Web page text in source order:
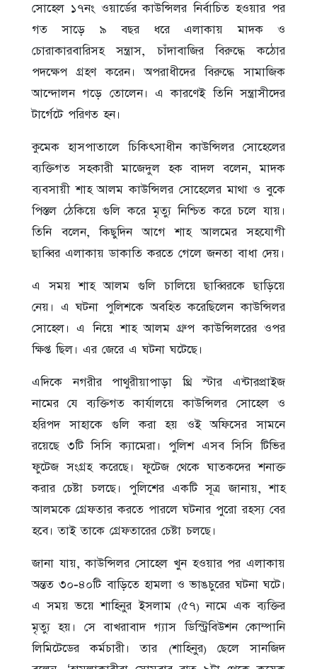
সোহেল ১৭নং ওয়ার্ডের কাউন্সিলর নির্বাচিত হওয়ার পর
গত সাড়ে ৯ বছর ধরে এলাকায় মাদক ও
চোরাকারবারিসহ সন্ত্রাস, চাঁদাবাজির বিরুদ্ধে কঠোর
পদক্ষেপ গ্রহণ করেন। অপরাধীদের বিরুদ্ধে সামাজিক
আন্দোলন গড়ে তোলেন। এ কারণেই তিনি সন্ত্রাসীদের
টার্গেটে পরিণত হন।
কুমেক হাসপাতালে চিকিৎসাধীন কাউন্সিলর সোহেলের
ব্যক্তিগত সহকারী মাজেদুল হক বাদল বলেন, মাদক
ব্যবসায়ী শাহ আলম কাউন্সিলর সোহেলের মাথা ও বুকে
পিস্তল ঠেকিয়ে গুলি করে মৃত্যু নিশ্চিত করে চলে যায়।
তিনি বলেন, কিছুদিন আগে শাহ আলমের সহযোগী
ছাব্বির এলাকায় ডাকাতি করতে গেলে জনতা বাধা দেয়।
এ সময় শাহ আলম গুলি চালিয়ে ছাব্বিরকে ছাড়িয়ে
নেয়। এ ঘটনা পুলিশকে অবহিত করেছিলেন কাউন্সিলর
সোহেল। এ নিয়ে শাহ আলম গ্রুপ কাউন্সিলরের ওপর
ক্ষিপ্ত ছিল। এর জেরে এ ঘটনা ঘটেছে।
এদিকে নগরীর পাথুরীয়াপাড়া থ্রি স্টার এন্টারপ্রাইজ
নামের যে ব্যক্তিগত কার্যালয়ে কাউন্সিলর সোহেল ও
হরিপদ সাহাকে গুলি করা হয় ওই অফিসের সামনে
রয়েছে ৩টি সিসি ক্যামেরা। পুলিশ এসব সিসি টিভির
ফুটেজ সংগ্রহ করেছে। ফুটেজ থেকে ঘাতকদের শনাক্ত
করার চেষ্টা চলছে। পুলিশের একটি সূত্র জানায়, শাহ
আলমকে গ্রেফতার করতে পারলে ঘটনার পুরো রহস্য বের
হবে। তাই তাকে গ্রেফতারের চেষ্টা চলছে।
জানা যায়, কাউন্সিলর সোহেল খুন হওয়ার পর এলাকায়
অন্তত ৩০-৪০টি বাড়িতে হামলা ও ভাঙচুরের ঘটনা ঘটে।
এ সময় ভয়ে শাহিনুর ইসলাম (৫৭) নামে এক ব্যক্তির
মৃত্যু হয়। সে বাখরাবাদ গ্যাস ডিস্ট্রিবিউশন কোম্পানি
লিমিটেডের কর্মচারী। তার (শাহিনুর) ছেলে সানজিদ